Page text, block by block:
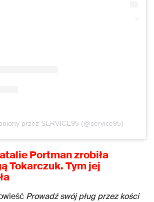
przez SERVICE95 (@service95)
Portman zrobiła
Tokarczuk. Tym jej
Prowadź swój pług przez kości